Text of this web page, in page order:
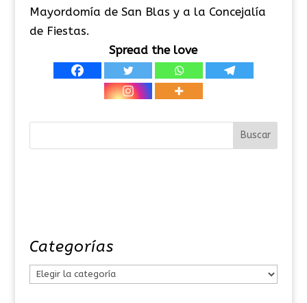
Mayordomía de San Blas y a la Concejalía
de Fiestas.
Spread the love
Categorías